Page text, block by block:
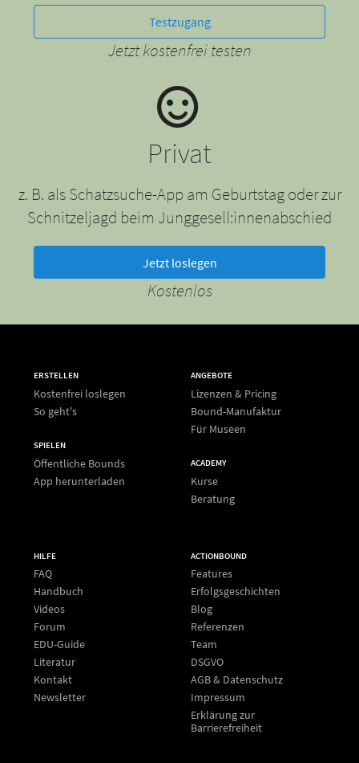
Testzugang
Jetzt kostenfrei testen
Privat
z. B. als Schatzsuche-App am Geburtstag oder zur
Schnitzeljagd beim Junggesell:innenabschied
Jetzt loslegen
Kostenlos
ERSTELLEN
Kostenfrei loslegen
So geht's
SPIELEN
Öffentliche Bounds
App herunterladen
ANGEBOTE
Lizenzen & Pricing
Bound-Manufaktur
Für Museen
ACADEMY
Kurse
Beratung
HILFE
FAQ
Handbuch
Videos
Forum
EDU-Guide
Literatur
Kontakt
Newsletter
ACTIONBOUND
Features
Erfolgsgeschichten
Blog
Referenzen
Team
DSGVO
AGB & Datenschutz
Impressum
Erklärung zur
Barrierefreiheit